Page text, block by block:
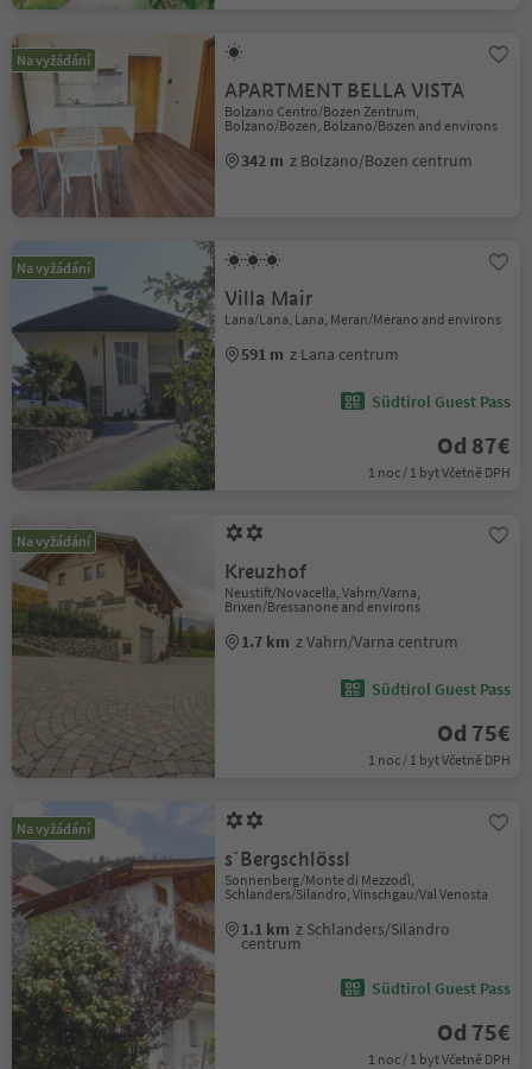
Na vyžádání
APARTMENT BELLA VISTA
Bolzano Centro/Bozen Zentrum,
Bolzano/Bozen, Bolzano/Bozen and environs
342 m z Bolzano/Bozen centrum
Na vyžádání
Villa Mair
Lana/Lana, Lana, Meran/Merano and environs
591 m z Lana centrum
Südtirol Guest Pass
Od 87€
1 noc / 1 byt Včetně DPH
Na vyžádání
Kreuzhof
Neustift/Novacella, Vahrn/Varna,
Brixen/Bressanone and environs
1.7 km z Vahrn/Varna centrum
Südtirol Guest Pass
Od 75€
1 noc / 1 byt Včetně DPH
Na vyžádání
s`Bergschlössl
Sonnenberg/Monte di Mezzodì,
Schlanders/Silandro, Vinschgau/Val Venosta
1.1 km z Schlanders/Silandro
centrum
Südtirol Guest Pass
Od 75€
1 noc / 1 byt Včetně DPH